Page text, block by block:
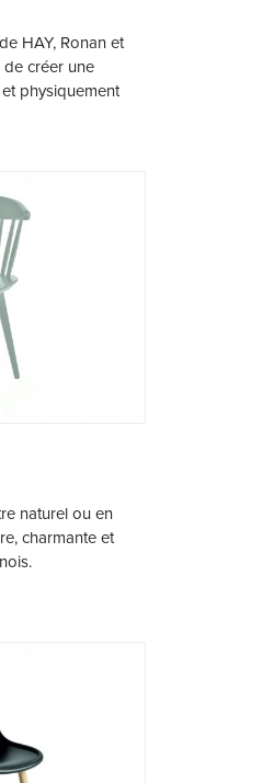
HAY, Ronan et
créer une
physiquement
naturel ou en
charmante et